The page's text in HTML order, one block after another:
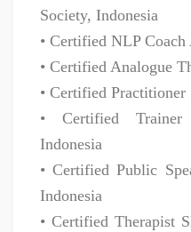
Society, Indonesia
• Certified NLP
• Certified Analogue
• Certified Practitioner
• Certified
Indonesia
• Certified Public
Indonesia
• Certified Therapist